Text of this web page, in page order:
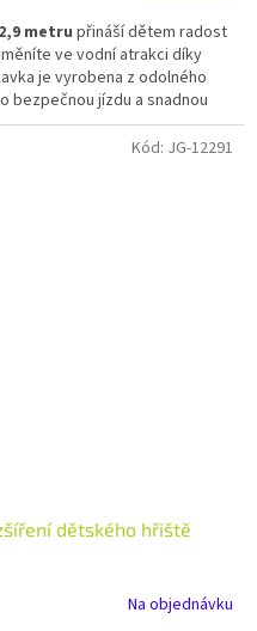
metru přináší dětem radost
ve vodní atrakci díky
je vyrobena z odolného
bezpečnou jízdu a snadnou
dětského hřiště
Na objednávku
Kód: JG-12291